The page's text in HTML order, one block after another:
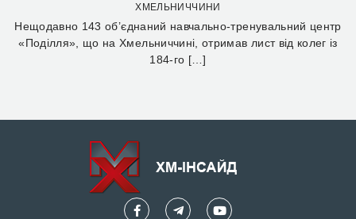
ХМЕЛЬНИЧЧИНИ
Нещодавно 143 об’єднаний навчально-тренувальний центр
«Поділля», що на Хмельниччині, отримав лист від колег із
184-го […]